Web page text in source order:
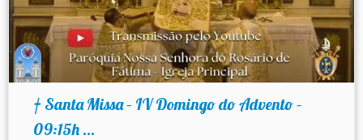
† Santa Missa – IV Domingo do Advento –
09:15h ...